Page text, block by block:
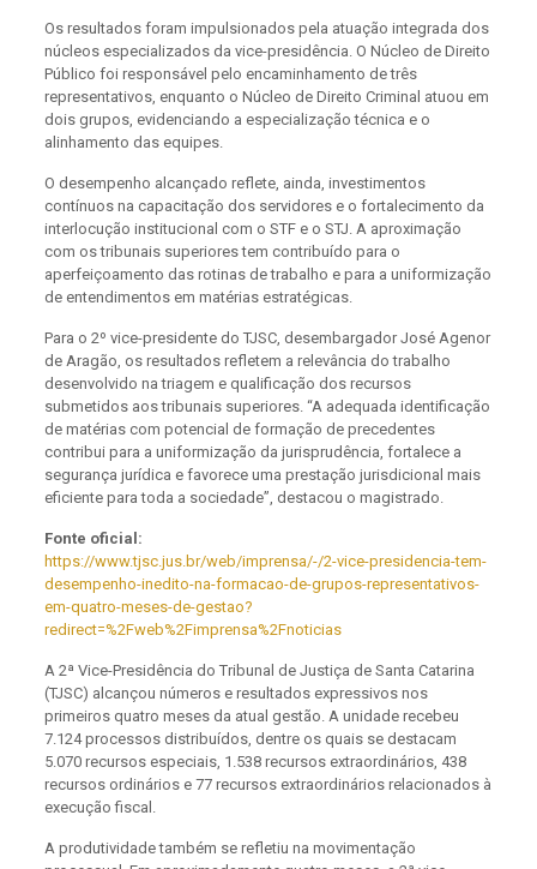
Os resultados foram impulsionados pela atuação integrada dos
núcleos especializados da vice-presidência. O Núcleo de Direito
Público foi responsável pelo encaminhamento de três
representativos, enquanto o Núcleo de Direito Criminal atuou em
dois grupos, evidenciando a especialização técnica e o
alinhamento das equipes.
O desempenho alcançado reflete, ainda, investimentos
contínuos na capacitação dos servidores e o fortalecimento da
interlocução institucional com o STF e o STJ. A aproximação
com os tribunais superiores tem contribuído para o
aperfeiçoamento das rotinas de trabalho e para a uniformização
de entendimentos em matérias estratégicas.
Para o 2º vice-presidente do TJSC, desembargador José Agenor
de Aragão, os resultados refletem a relevância do trabalho
desenvolvido na triagem e qualificação dos recursos
submetidos aos tribunais superiores. “A adequada identificação
de matérias com potencial de formação de precedentes
contribui para a uniformização da jurisprudência, fortalece a
segurança jurídica e favorece uma prestação jurisdicional mais
eficiente para toda a sociedade”, destacou o magistrado.
Fonte oficial:
https://www.tjsc.jus.br/web/imprensa/-/2-vice-presidencia-tem-
desempenho-inedito-na-formacao-de-grupos-representativos-
em-quatro-meses-de-gestao?
redirect=%2Fweb%2Fimprensa%2Fnoticias
A 2ª Vice-Presidência do Tribunal de Justiça de Santa Catarina
(TJSC) alcançou números e resultados expressivos nos
primeiros quatro meses da atual gestão. A unidade recebeu
7.124 processos distribuídos, dentre os quais se destacam
5.070 recursos especiais, 1.538 recursos extraordinários, 438
recursos ordinários e 77 recursos extraordinários relacionados à
execução fiscal.
A produtividade também se refletiu na movimentação